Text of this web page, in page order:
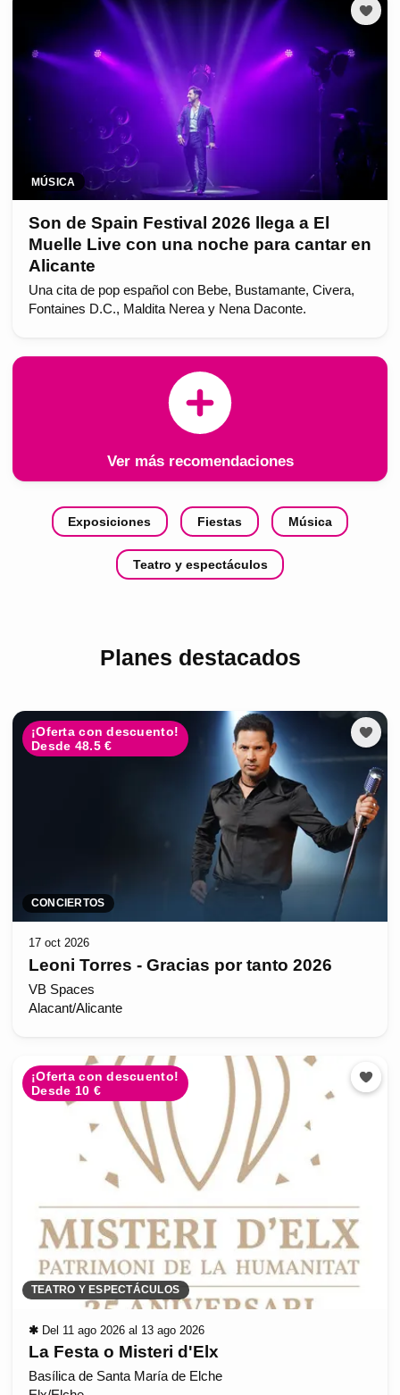
MÚSICA
Son de Spain Festival 2026 llega a El
Muelle Live con una noche para cantar en
Alicante
Una cita de pop español con Bebe, Bustamante, Civera,
Fontaines D.C., Maldita Nerea y Nena Daconte.
Ver más recomendaciones
Exposiciones Fiestas Música
Teatro y espectáculos
Planes destacados
¡Oferta con descuento!
Desde 48.5 €
CONCIERTOS
17 oct 2026
Leoni Torres - Gracias por tanto 2026
VB Spaces
Alacant/Alicante
¡Oferta con descuento!
Desde 10 €
TEATRO Y ESPECTÁCULOS
✱ Del 11 ago 2026 al 13 ago 2026
La Festa o Misteri d'Elx
Basílica de Santa María de Elche